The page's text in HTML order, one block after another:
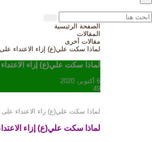
الصفحة الرئيسية
المقالات
مقالات أخرى
لماذا سکت علي(ع) إزاء الاعتداء
لماذا سکت علي(ع) إزاء
6 أكتوبر، 2020
49
لماذا سکت علي(ع) زاء الاعتداء
لماذا سکت علي(ع) إزاء